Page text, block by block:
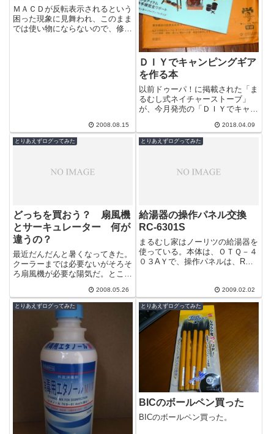
作動 その後
ＭＡＣＤが反転表示されるという
困った現象に見舞われ、このまま
では使い物にならないので、修復
2008.08.15
ＤＩＹでキャンピングギア
を作る本
以前ドゥーパ！に掲載された「ま
るむし式ネイチャーストーブ」
が、今月発売の「ＤＩＹでキャン
にもチョロっと載ってます。＾＾
見本誌頂きま...
2018.04.09
とりあえずログってみた
どっちを買おう？ 扇風機
とサーキュレーター 何が
違うの？
最近だんだんと暑くなってきた。
クーラーまでは必要ないがそろそ
ろ扇風機が必要な陽気だ。ところ
うものを良く見かけるようになっ
てきた。ち...
2008.05.26
とりあえずログってみた
給湯器の操作パネル交換
RC-6301S
まるむし家はノーリツの給湯器を
使っている。本体は、ＯＴＱ－４
０３AＹで、操作パネルは、RC-
2009.02.02
とりあえずログってみた とりあえずログってみた
BICのボールペン買った
BICのボールペン買った。